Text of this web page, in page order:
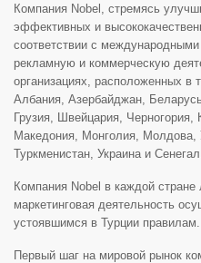
Компания Nobel, стремясь
эффективных и
соответствии с
рекламную и коммерческую
организациях, расположенных в
Албания, Азербайджан,
Грузия, Швейцария, Черногория,
Македония, Монголия, Молдова,
Туркменистан, Украина и Сенегал.
Компания Nobel в каждой
маркетинговая деятельность
устоявшимся в Турции правилам.
Первый шаг на мировой рынок